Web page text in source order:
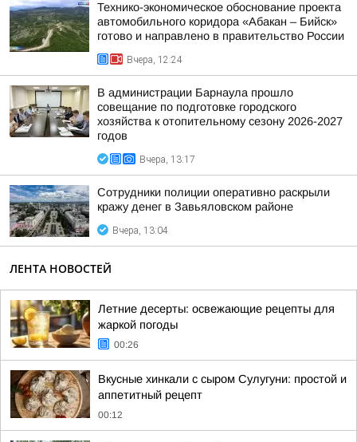
Технико-экономическое обоснование проекта
автомобильного коридора «Абакан – Бийск»
готово и направлено в правительство России
Вчера, 12:24
В администрации Барнаула прошло
совещание по подготовке городского
хозяйства к отопительному сезону 2026-2027
годов
Вчера, 13:17
Сотрудники полиции оперативно раскрыли
кражу денег в Завьяловском районе
Вчера, 13:04
ЛЕНТА НОВОСТЕЙ
Летние десерты: освежающие рецепты для
жаркой погоды
00:26
Вкусные хинкали с сыром Сулугуни: простой и
аппетитный рецепт
00:12